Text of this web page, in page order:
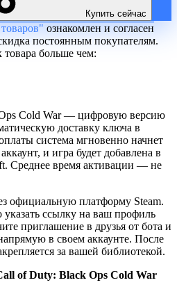
Купить сейчас
ознакомлен и согласен
постоянным покупателям.
больше чем:
Cold War — цифровую версию
доставку ключа в
система мгновенно начнет
и игра будет добавлена в
Среднее время активации — не
официальную платформу Steam.
ссылку на ваш профиль
приглашение в друзья от бота и
в своем аккаунте. После
за вашей библиотекой.
of Duty: Black Ops Cold War